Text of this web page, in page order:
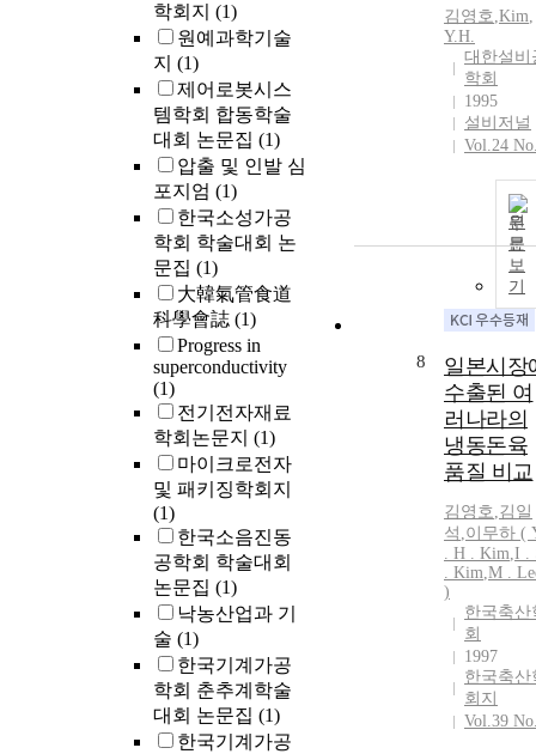
학회지 (1)
원예과학기술
지 (1)
제어로봇시스
템학회 합동학술
대회 논문집 (1)
압출 및 인발 심
포지엄 (1)
한국소성가공
학회 학술대회 논
문집 (1)
大韓氣管食道
科學會誌 (1)
Progress in
superconductivity
(1)
전기전자재료
학회논문지 (1)
마이크로전자
및 패키징학회지
(1)
한국소음진동
공학회 학술대회
논문집 (1)
낙농산업과 기
술 (1)
한국기계가공
학회 춘추계학술
대회 논문집 (1)
한국기계가공
김영호,Kim,
Y.H.
대한설비
학회
1995
설비저널
Vol.24
원
문
보
기
8
일본시장
수출된 여
러나라의
냉동돈육
품질 비교
김영호,김일
석 ,이무하 (
. H . Kim,I .
. Kim,M .
)
한국축산
회
1997
한국축산
회지
Vol.39